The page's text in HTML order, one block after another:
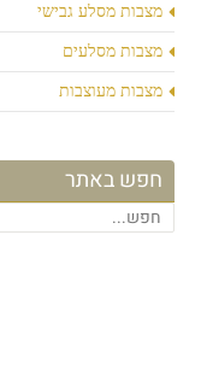
מצבות מסלע גבישי
מצבות מסלעים
מצבות מעוצבות
חפש באתר